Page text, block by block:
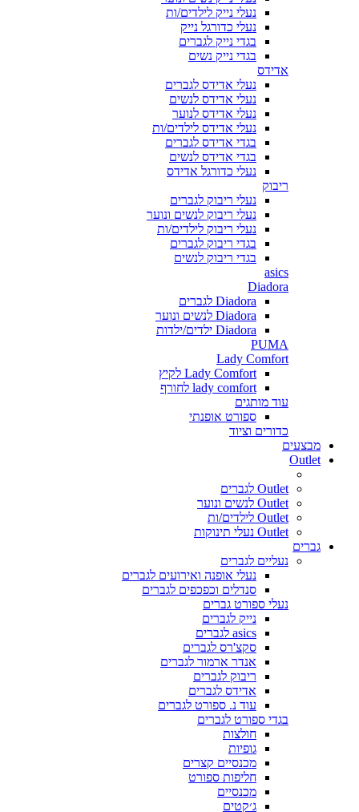
נעלי נייק לילדים/ות
נעלי כדורגל נייק
בגדי נייק לגברים
בגדי נייק נשים
אדידס
נעלי אדידס לגברים
נעלי אדידס לנשים
נעלי אדידס לנוער
נעלי אדידס לילדים/ות
בגדי אדידס לגברים
בגדי אדידס לנשים
נעלי כדורגל אדידס
ריבוק
נעלי ריבוק לגברים
נעלי ריבוק לנשים ונוער
נעלי ריבוק לילדים/ות
בגדי ריבוק לגברים
בגדי ריבוק לנשים
asics
Diadora
Diadora לגברים
Diadora לנשים ונוער
Diadora ילדים/ילדות
PUMA
Lady Comfort
Lady Comfort לקיץ
lady comfort לחורף
עוד מותגים
ספורט אופנתי
כדורים וציוד
מבצעים
Outlet
Outlet לגברים
Outlet לנשים ונוער
Outlet לילדים/ות
Outlet נעלי תינוקות
גברים
נעליים לגברים
נעלי אופנה ואירועים לגברים
סנדלים וכפכפים לגברים
נעלי ספורט גברים
נייק לגברים
asics לגברים
סקצ'רס לגברים
אנדר ארמור לגברים
ריבוק לגברים
אדידס לגברים
עוד נ. ספורט לגברים
בגדי ספורט לגברים
חולצות
גופיות
מכנסיים קצרים
חליפות ספורט
מכנסיים
ג׳קטים